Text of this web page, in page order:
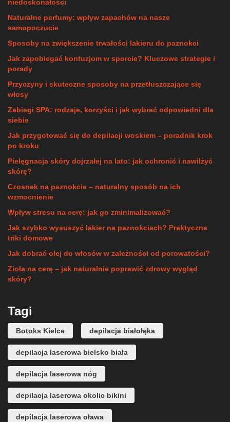
niedoskonałości
Naturalne perfumy: wpływ zapachów na nasze
samopoczucie
Sposoby na zwiększenie trwałości lakieru do paznokci
Jak zapobiegać kontuzjom w sporcie? Kluczowe strategie i
porady
Przyczyny i skuteczne sposoby na przetłuszczające się
włosy
Zabiegi SPA: rodzaje, korzyści i jak wybrać odpowiedni dla
siebie
Jak przygotować się do depilacji woskiem – poradnik krok
po kroku
Pielęgnacja skóry dojrzałej na lato: jak ochronić i nawilżyć
skórę?
Czosnek na paznokcie – naturalny sposób na ich
wzmocnienie
Wpływ stresu na cerę: jak go zminimalizować?
Jak szybko wysuszyć lakier na paznokciach? Praktyczne
triki domowe
Jak dobrać olej do włosów w zależności od porowatości?
Zioła na cerę – jak naturalnie poprawić zdrowy wygląd
skóry?
Tagi
Botoks Kielce depilacja białołęka
depilacja laserowa bielsko biała
depilacja laserowa nóg
depilacja laserowa okolic bikini
depilacja laserowa oława